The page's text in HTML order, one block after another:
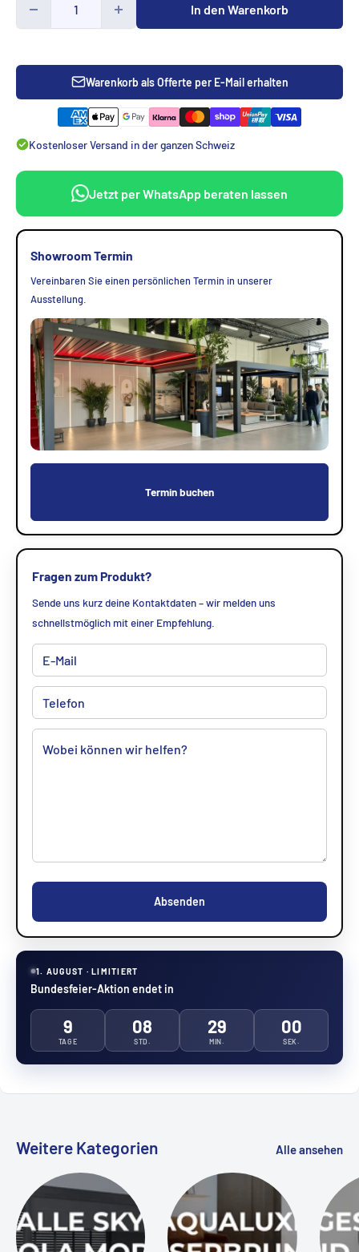
In den Warenkorb
Warenkorb als Offerte per E-Mail erhalten
Kostenloser Versand in der ganzen Schweiz
Jetzt per WhatsApp beraten lassen
Showroom Termin
Vereinbaren Sie einen persönlichen Termin in unserer
Ausstellung.
Termin buchen
Fragen zum Produkt?
Sende uns kurz deine Kontaktdaten – wir melden uns
schnellstmöglich mit einer Empfehlung.
Absenden
1. AUGUST · LIMITIERT
Bundesfeier-Aktion endet in
9
TAGE
08
STD.
28
MIN.
59
SEK.
Weitere Kategorien Alle ansehen